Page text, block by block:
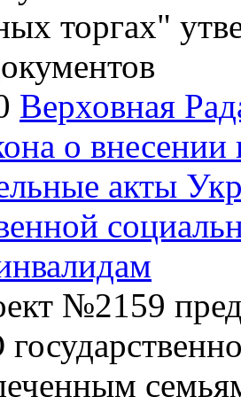
торгах"
Верховная
о
акты
№2159